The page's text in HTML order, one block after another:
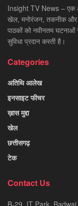
Insight TV News – एक
खेल, मनोरंजन, तकनीक और
पाठकों को नवीनतम
सुविधा प्रदान करती है।
Categories
अतिथि आलेख
इनसाइट फीचर
ख़ास मुद्दा
खेल
छत्तीसगढ़
टेक
Contact Us
B-29, IT Park, Badwai